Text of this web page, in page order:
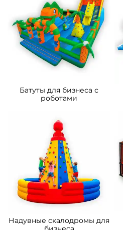
Батуты для бизнеса с
роботами
Надувные скалодромы для